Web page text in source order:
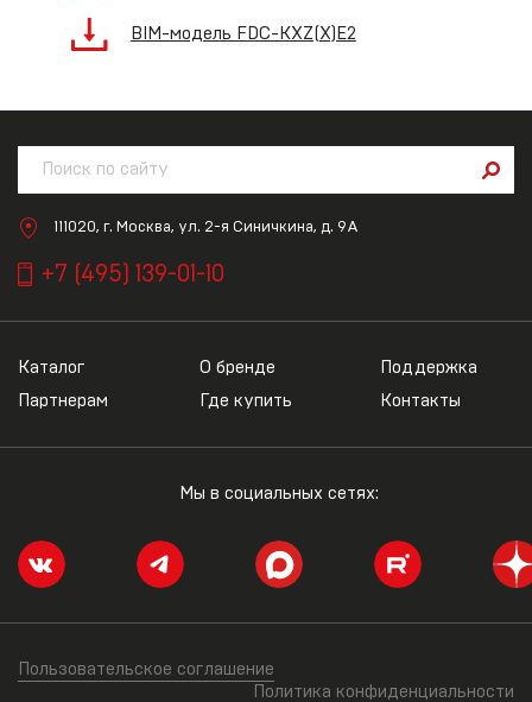
BIM-модель FDC-KXZ(X)E2
111020, г. Москва, ул. 2-я Синичкина, д. 9А
+7 (495) 139-01-10
Каталог О бренде
Поддержка
Партнерам
Где купить Контакты
Мы в социальных сетях:
Пользовательское соглашение
Политика конфиденциальности